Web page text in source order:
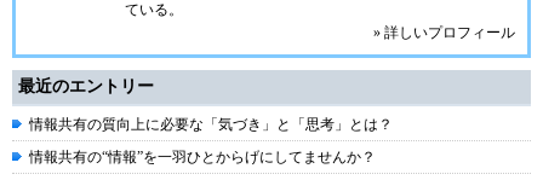
ている。
» 詳しいプロフィール
最近のエントリー
情報共有の質向上に必要な「気づき」と「思考」とは？
情報共有の“情報”を一羽ひとからげにしてませんか？